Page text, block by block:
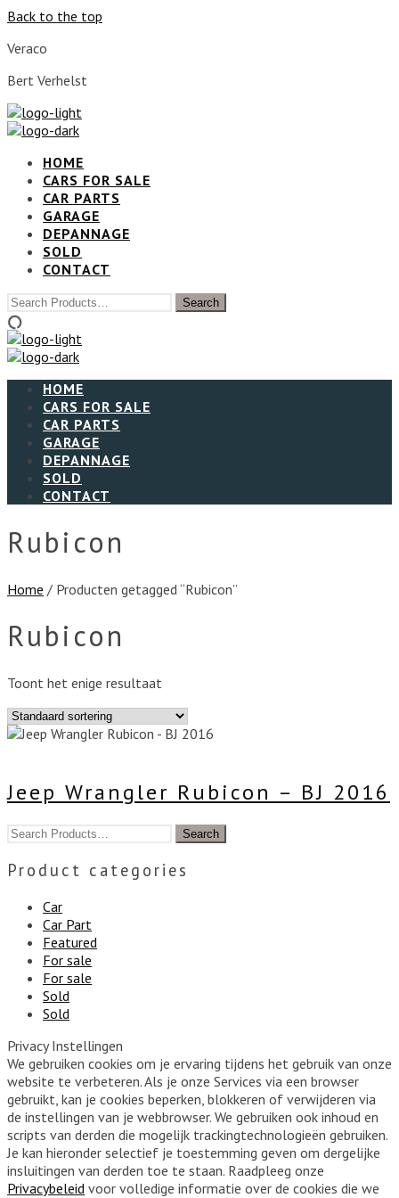
Back to the top
Veraco
Bert Verhelst
HOME
CARS FOR SALE
CAR PARTS
GARAGE
DEPANNAGE
SOLD
CONTACT
HOME
CARS FOR SALE
CAR PARTS
GARAGE
DEPANNAGE
SOLD
CONTACT
Rubicon
Home / Producten getagged “Rubicon”
Rubicon
Toont het enige resultaat
Jeep Wrangler Rubicon – BJ 2016
Product categories
Car
Car Part
Featured
For sale
For sale
Sold
Sold
Privacy Instellingen
We gebruiken cookies om je ervaring tijdens het gebruik van onze
website te verbeteren. Als je onze Services via een browser
gebruikt, kan je cookies beperken, blokkeren of verwijderen via
de instellingen van je webbrowser. We gebruiken ook inhoud en
scripts van derden die mogelijk trackingtechnologieën gebruiken.
Je kan hieronder selectief je toestemming geven om dergelijke
insluitingen van derden toe te staan. Raadpleeg onze
Privacybeleid voor volledige informatie over de cookies die we